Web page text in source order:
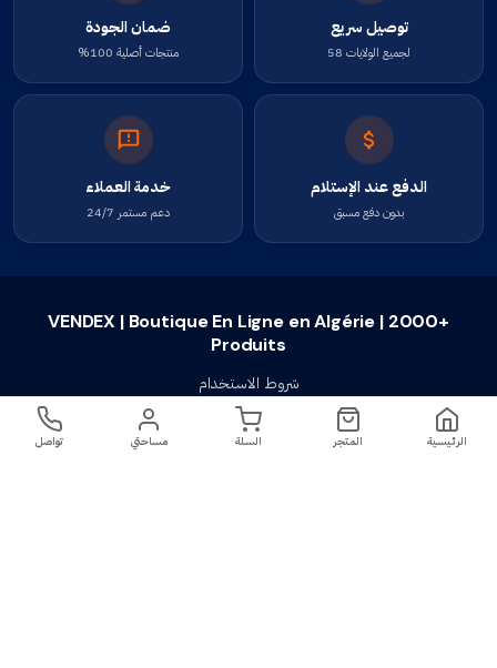
توصيل سريع
لجميع الولايات 58
ضمان الجودة
منتجات أصلية 100%
الدفع عند الإستلام
بدون دفع مسبق
خدمة العملاء
دعم مستمر 24/7
VENDEX | Boutique En Ligne en Algérie | 2000+
Produits
شروط الاستخدام
سياسة الخصوصية
سياسة الإستبدال والإسترجاع
الرئيسية المتجر السلة مساحتي تواصل